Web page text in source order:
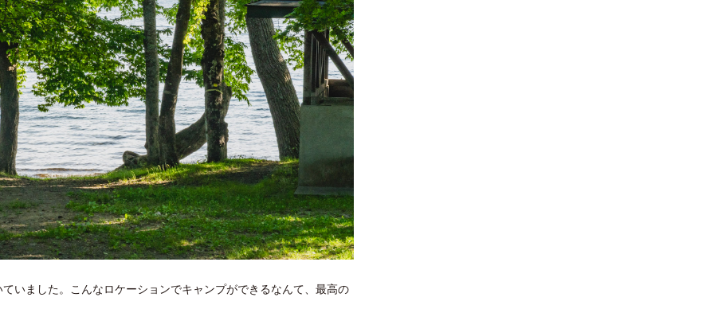
いました。こんなロケーションでキャンプができるなんて、最高の